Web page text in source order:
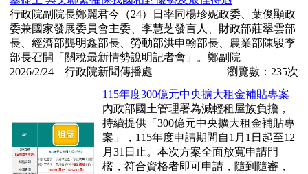
行政院副院長鄭麗君今（24）日率同楊珍妮政委、葉俊顯政
委兼國家發展委員會主委、李慧芝發言人、財政部莊翠雲部
長、經濟部龔明鑫部長、勞動部洪申翰部長、農業部陳駿季
部長召開「關稅最新情勢說明記者會」。鄭副院
2026/2/24 行政院新聞傳播處
瀏覽數：235次
115年度300億元中央擴大租金補貼專案
內政部國土管理署為減輕租屋族負擔，
持續提供「300億元中央擴大租金補貼專
案」，115年度申請期間自1月1日起至12
月31日止。本次方案全面放寬申請門
檻，符合資格者即可申請，隨到隨審，